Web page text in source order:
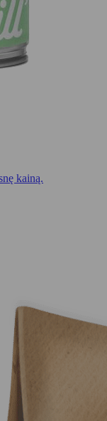
kainą.